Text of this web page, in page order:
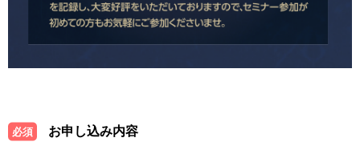
お申し込み内容
必須